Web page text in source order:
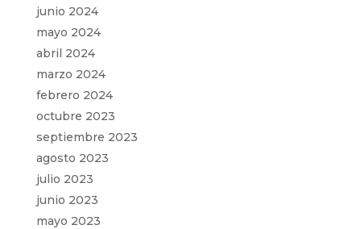
junio 2024
mayo 2024
abril 2024
marzo 2024
febrero 2024
octubre 2023
septiembre 2023
agosto 2023
julio 2023
junio 2023
mayo 2023